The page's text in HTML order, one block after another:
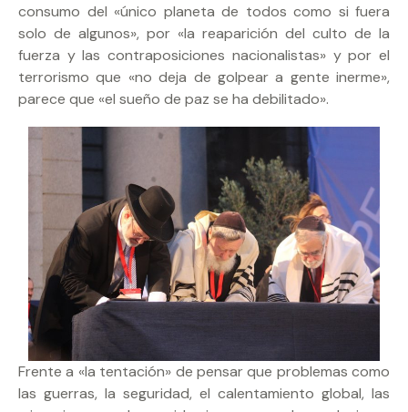
consumo del «único planeta de todos como si fuera
solo de algunos», por «la reaparición del culto de la
fuerza y las contraposiciones nacionalistas» y por el
terrorismo que «no deja de golpear a gente inerme»,
parece que «el sueño de paz se ha debilitado».
Frente a «la tentación» de pensar que problemas como
las guerras, la seguridad, el calentamiento global, las